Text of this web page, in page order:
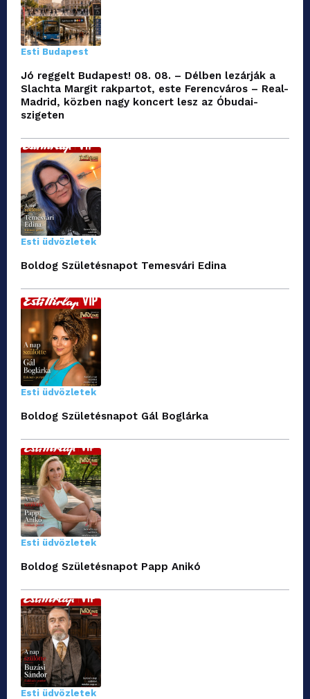
Esti Budapest
Jó reggelt Budapest! 08. 08. – Délben lezárják a
Slachta Margit rakpartot, este Ferencváros – Real-
Madrid, közben nagy koncert lesz az Óbudai-
szigeten
Esti üdvözletek
Boldog Születésnapot Temesvári Edina
Esti üdvözletek
Boldog Születésnapot Gál Boglárka
Esti üdvözletek
Boldog Születésnapot Papp Anikó
Esti üdvözletek